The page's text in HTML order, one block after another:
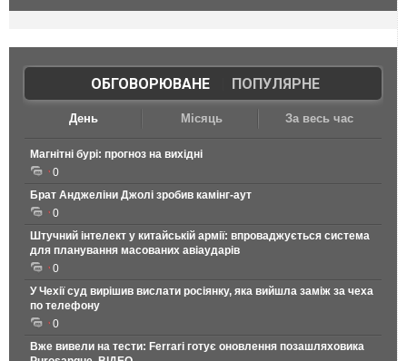
ОБГОВОРЮВАНЕ| ПОПУЛЯРНЕ
День Місяць За весь час
Магнітні бурі: прогноз на вихідні
0
Брат Анджеліни Джолі зробив камінг-аут
0
Штучний інтелект у китайській армії: впроваджується система
для планування масованих авіаударів
0
У Чехії суд вирішив вислати росіянку, яка вийшла заміж за чеха
по телефону
0
Вже вивели на тести: Ferrari готує оновлення позашляховика